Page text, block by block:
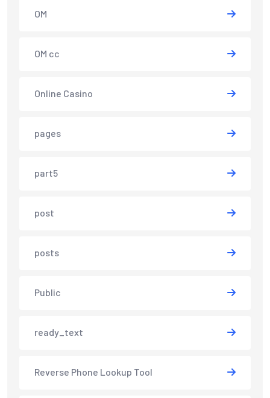
OM
OM cc
Online Casino
pages
part5
post
posts
Public
ready_text
Reverse Phone Lookup Tool